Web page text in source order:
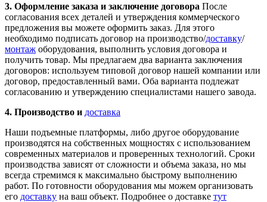
3. Оформление заказа и заключение договора После
согласования всех деталей и утверждения коммерческого
предложения вы можете оформить заказ. Для этого
необходимо подписать договор на производство/доставку/
монтаж оборудования, выполнить условия договора и
получить товар. Мы предлагаем два варианта заключения
договоров: используем типовой договор нашей компании или
договор, предоставленный вами. Оба варианта подлежат
согласованию и утверждению специалистами нашего завода.
4. Производство и доставка
Наши подъемные платформы, либо другое оборудование
производятся на собственных мощностях с использованием
современных материалов и проверенных технологий. Сроки
производства зависят от сложности и объема заказа, но мы
всегда стремимся к максимально быстрому выполнению
работ. По готовности оборудования мы можем организовать
его доставку на ваш объект. Подробнее о доставке тут